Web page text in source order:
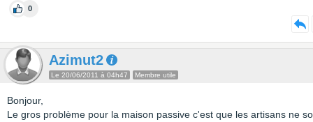
0
Azimut2
Le 20/06/2011 à 04h47 Membre utile
Bonjour,
Le gros problème pour la maison passive c'est que les artisans ne